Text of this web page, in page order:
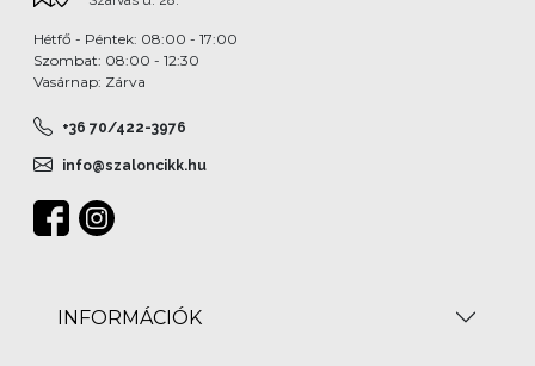
Hétfő - Péntek: 08:00 - 17:00
Szombat: 08:00 - 12:30
Vasárnap: Zárva
+36 70/422-3976
info@szaloncikk.hu
INFORMÁCIÓK